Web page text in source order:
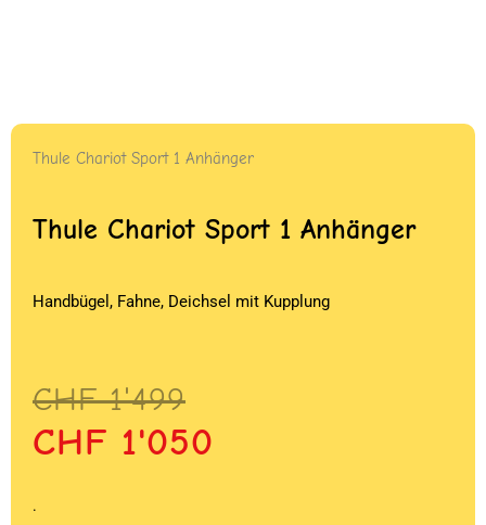
Thule Chariot Sport 1 Anhänger
Thule Chariot Sport 1 Anhänger
Handbügel, Fahne, Deichsel mit Kupplung
CHF1'499
Ursprünglicher
Preis
war:
CHF 1'499
CHF 1'050
Aktueller
Preis
ist:
CHF 1'050.
.